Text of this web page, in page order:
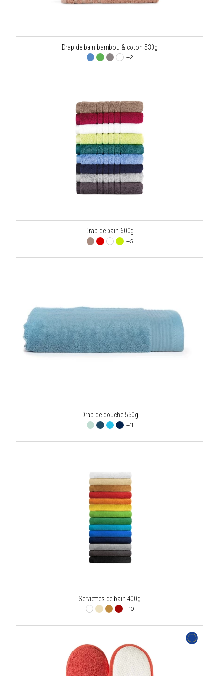
Drap de bain bambou & coton 530g
+2
Drap de bain 600g
+5
Drap de douche 550g
+11
Serviettes de bain 400g
+10